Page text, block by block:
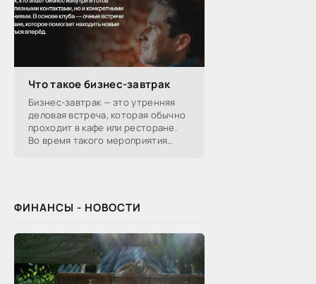
Что такое бизнес-завтрак
Бизнес-завтрак — это утренняя
деловая встреча, которая обычно
проходит в кафе или ресторане.
Во время такого мероприятия
ФИНАНСЫ - НОВОСТИ